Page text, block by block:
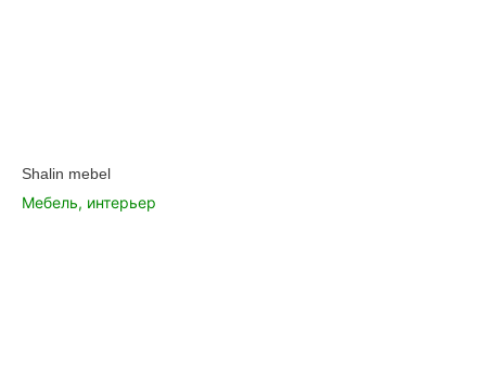
Shalin mebel
Мебель, интерьер